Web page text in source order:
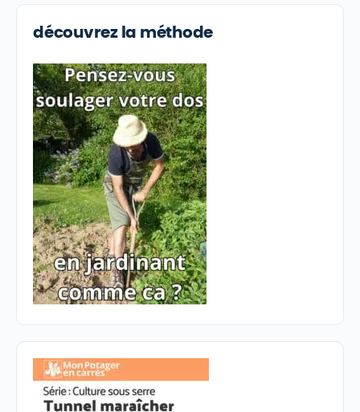
découvrez la méthode